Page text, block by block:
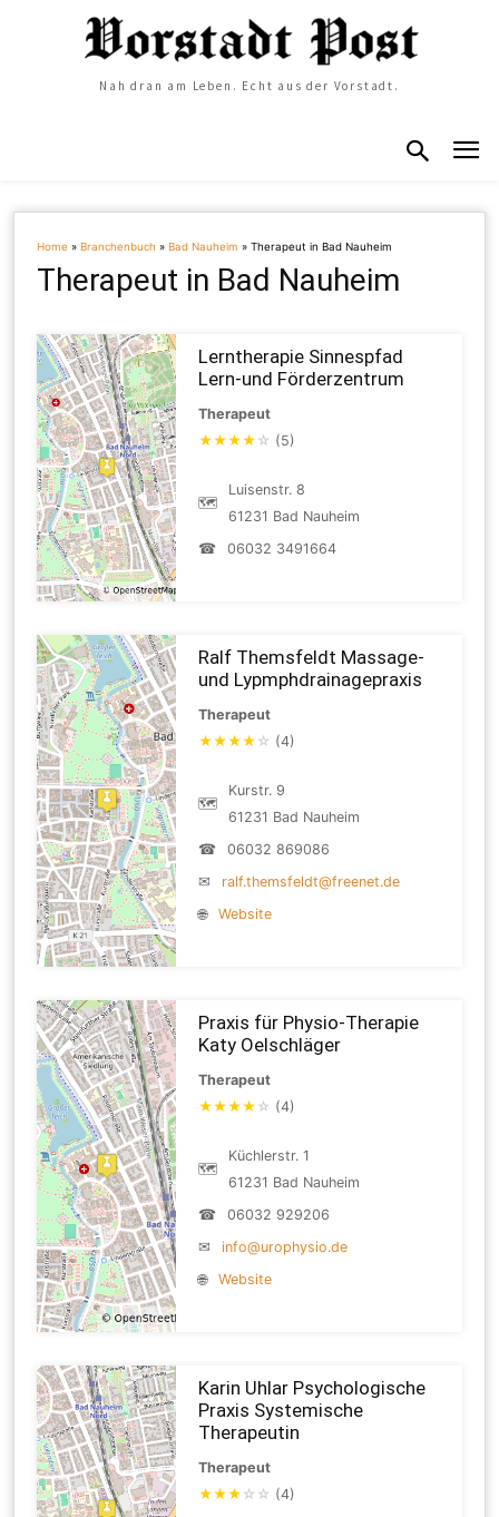
Nah dran am Leben. Echt aus der Vorstadt.
Home »Branchenbuch »Bad Nauheim »Therapeut in Bad Nauheim
Therapeut in Bad Nauheim
Lerntherapie Sinnespfad
Lern-und Förderzentrum
Therapeut
★★★★ ☆ (5)
🗺
Luisenstr. 8
61231 Bad Nauheim
☎
06032 3491664
Ralf Themsfeldt Massage-
und Lypmphdrainagepraxis
Therapeut
★★★★ ☆ (4)
🗺
Kurstr. 9
61231 Bad Nauheim
☎
06032 869086
✉
ralf.themsfeldt@freenet.de
🌐
Website
Praxis für Physio-Therapie
Katy Oelschläger
Therapeut
★★★★ ☆ (4)
🗺
Küchlerstr. 1
61231 Bad Nauheim
☎
06032 929206
✉
info@urophysio.de
🌐
Website
Karin Uhlar Psychologische
Praxis Systemische
Therapeutin
Therapeut
★★★ ☆ ☆ (4)